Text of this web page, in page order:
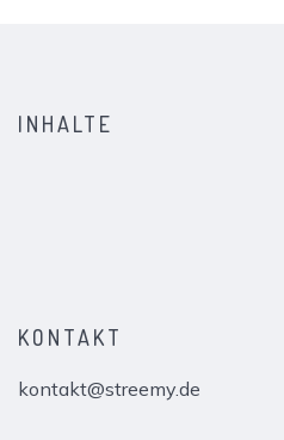
INHALTE
KONTAKT
kontakt@streemy.de